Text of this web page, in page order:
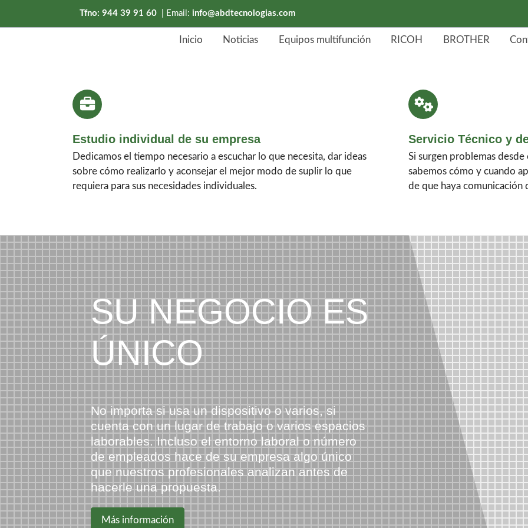
Tfno: 944 39 91 60| Email: info@abdtecnologias.com
Inicio Noticias Equipos multifunción RICOH BROTHER
Estudio individual de su empresa
Dedicamos el tiempo necesario a escuchar lo que necesita, dar ideas
sobre cómo realizarlo y aconsejar el mejor modo de suplir lo que
requiera para sus necesidades individuales.
Servicio Técnico y
Si surgen problemas
sabemos cómo y cuando
de que haya comunicación